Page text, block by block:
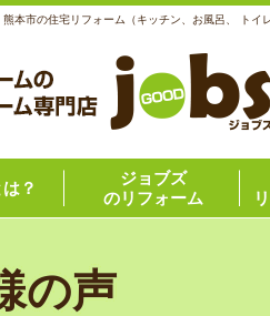
熊本市の住宅リフォーム（キッチン、お風呂、 ト
？
ジョブズ
のリフォーム
の声